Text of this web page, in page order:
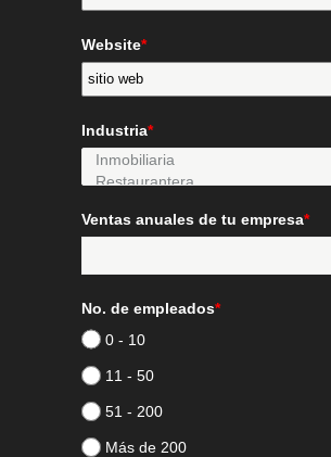
Website*
Industria*
Ventas anuales de tu empresa*
No. de empleados*
0 - 10
11 - 50
51 - 200
Más de 200